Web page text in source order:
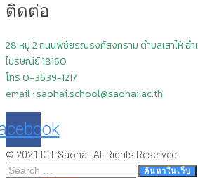
ติดต่อ
28 หมู่ 2 ถนนพิชัยรณรงค์สงคราม ตำบลเสาไห้ อำ
ไปรษณีย์ 18160
โทร 0-3639-1217
email : saohai.school@saohai.ac.th
© 2021 ICT Saohai. All Rights Reserved.
Search
ค้นหาในเว็บ